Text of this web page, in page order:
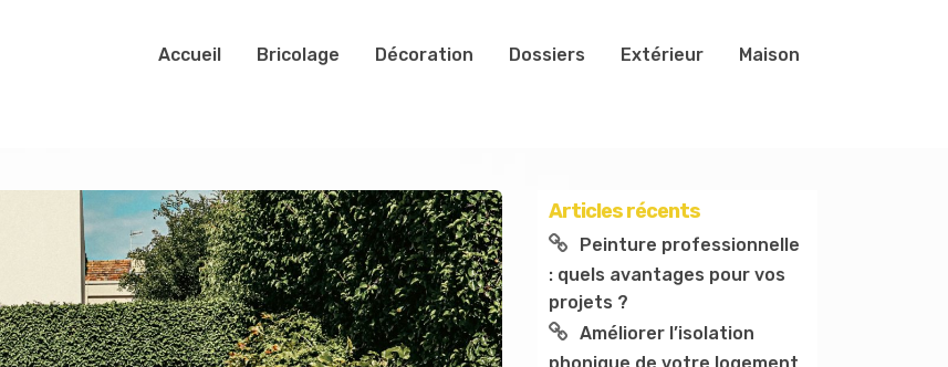
Accueil Bricolage Décoration Dossiers Extérieur Maison
Articles récents
Peinture professionnelle
: quels avantages pour vos
projets ?
Améliorer l’isolation